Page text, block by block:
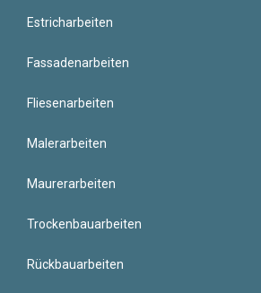
Estricharbeiten
Fassadenarbeiten
Fliesenarbeiten
Malerarbeiten
Maurerarbeiten
Trockenbauarbeiten
Rückbauarbeiten